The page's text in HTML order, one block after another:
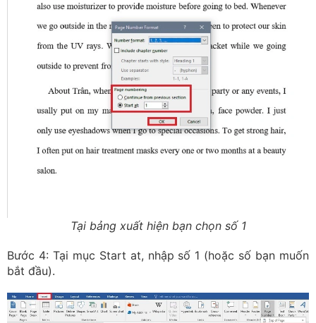
Tại bảng xuất hiện bạn chọn số 1
Bước 4: Tại mục Start at, nhập số 1 (hoặc số bạn muốn
bắt đầu).